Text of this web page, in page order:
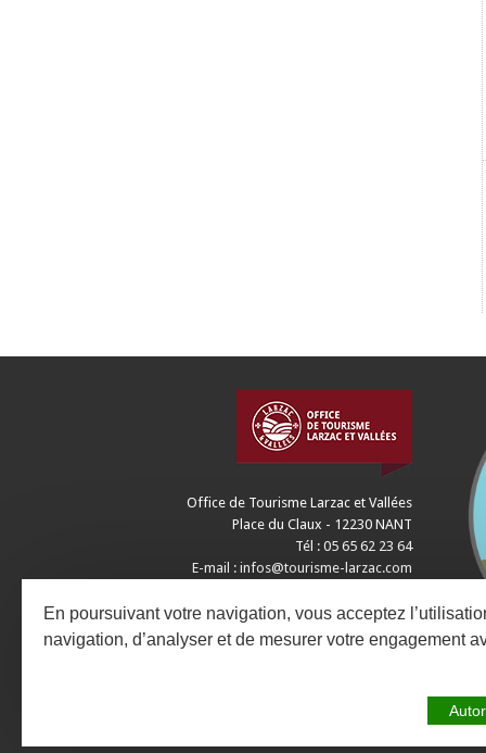
Office de Tourisme Larzac et Vallées
Place du Claux - 12230 NANT
Tél : 05 65 62 23 64
E-mail : infos@tourisme-larzac.com
CONTACTEZ-NOUS
En poursuivant votre navigation, vous acceptez
navigation, d’analyser et de mesurer votre engagement